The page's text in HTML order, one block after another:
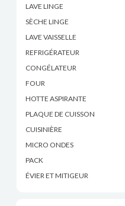
LAVE LINGE
SÈCHE LINGE
LAVE VAISSELLE
REFRIGÉRATEUR
CONGÉLATEUR
FOUR
HOTTE ASPIRANTE
PLAQUE DE CUISSON
CUISINIÈRE
MICRO ONDES
PACK
ÉVIER ET MITIGEUR